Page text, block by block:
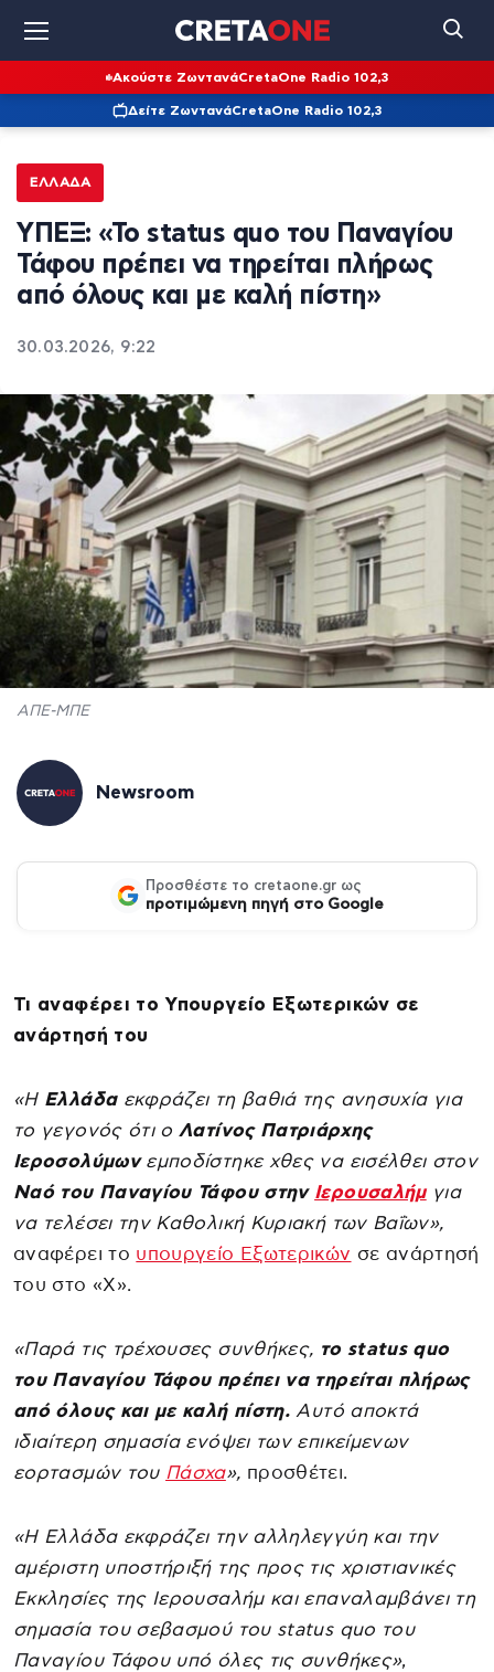
Ακούστε ΖωντανάCretaOne Radio 102,3
Δείτε ΖωντανάCretaOne Radio 102,3
ΕΛΛΆΔΑ
ΥΠΕΞ: «Το status quo του Παναγίου
Τάφου πρέπει να τηρείται πλήρως
από όλους και με καλή πίστη»
30.03.2026, 9:22
ΑΠΕ-ΜΠΕ
Newsroom
Προσθέστε το cretaone.gr ως
προτιμώμενη πηγή στο Google
Τι αναφέρει το Υπουργείο Εξωτερικών σε
ανάρτησή του
«Η Ελλάδαεκφράζει τη βαθιά της ανησυχία για
το γεγονός ότι ο Λατίνος Πατριάρχης
Ιεροσολύμωνεμποδίστηκε χθες να εισέλθει στον
Ναό του Παναγίου Τάφου στην Ιερουσαλήμ για
να τελέσει την Καθολική Κυριακή των Βαΐων»,
αναφέρει το υπουργείο Εξωτερικών σε ανάρτησή
του στο «Χ».
«Παρά τις τρέχουσες συνθήκες, το status quo
του Παναγίου Τάφου πρέπει να τηρείται πλήρως
από όλους και με καλή πίστη. Αυτό αποκτά
ιδιαίτερη σημασία ενόψει των επικείμενων
εορτασμών του Πάσχα», προσθέτει.
«Η Ελλάδα εκφράζει την αλληλεγγύη και την
αμέριστη υποστήριξή της προς τις χριστιανικές
Εκκλησίες της Ιερουσαλήμ και επαναλαμβάνει τη
σημασία του σεβασμού του status quo του
Παναγίου Τάφου υπό όλες τις συνθήκες»,